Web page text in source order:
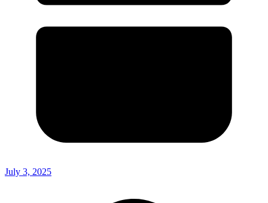
July 3, 2025